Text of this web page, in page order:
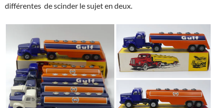
différentes de scinder le sujet en deux.